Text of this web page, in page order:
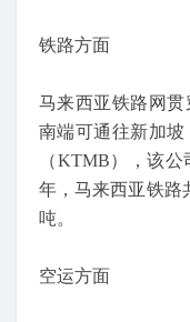
铁路方面
马来西亚铁路网贯
南端可通往新加坡
（KTMB），该
年，马来西亚铁路
吨。
空运方面